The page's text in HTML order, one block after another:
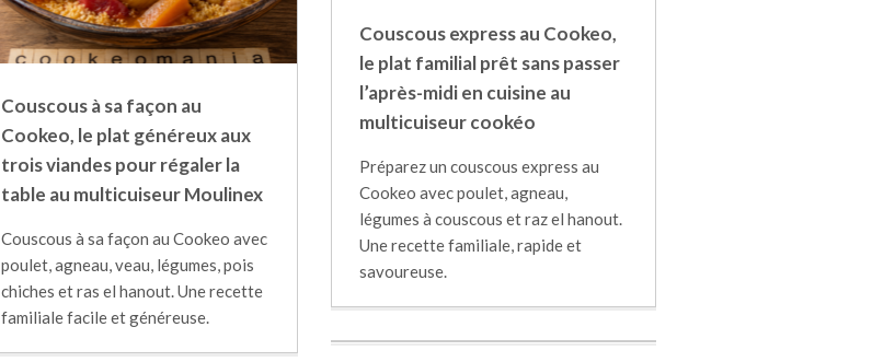
Couscous express au Cookeo,
le plat familial prêt sans passer
l’après-midi en cuisine au
multicuiseur cookéo
Préparez un couscous express au
Cookeo avec poulet, agneau,
légumes à couscous et raz el hanout.
Une recette familiale, rapide et
savoureuse.
Couscous à sa façon au
Cookeo, le plat généreux aux
trois viandes pour régaler la
table au multicuiseur Moulinex
Couscous à sa façon au Cookeo avec
poulet, agneau, veau, légumes, pois
chiches et ras el hanout. Une recette
familiale facile et généreuse.